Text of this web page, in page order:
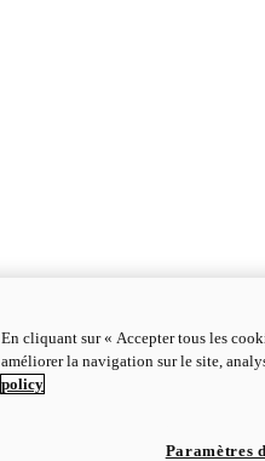
En cliquant sur « Accepter tous les
améliorer la navigation sur le site,
policy
Paramètres